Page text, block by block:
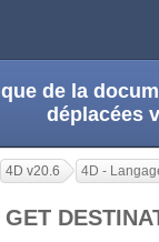
de la
déplacées
4D v20.6 4D -
GET